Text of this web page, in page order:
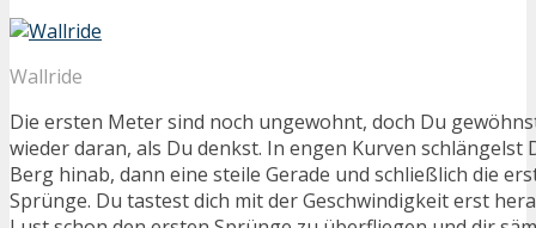
Wallride
Die ersten Meter sind noch ungewohnt, doch Du
wieder daran, als Du denkst. In engen Kurven schlängelst
Berg hinab, dann eine steile Gerade und schließlich die
Sprünge. Du tastest dich mit der Geschwindigkeit erst